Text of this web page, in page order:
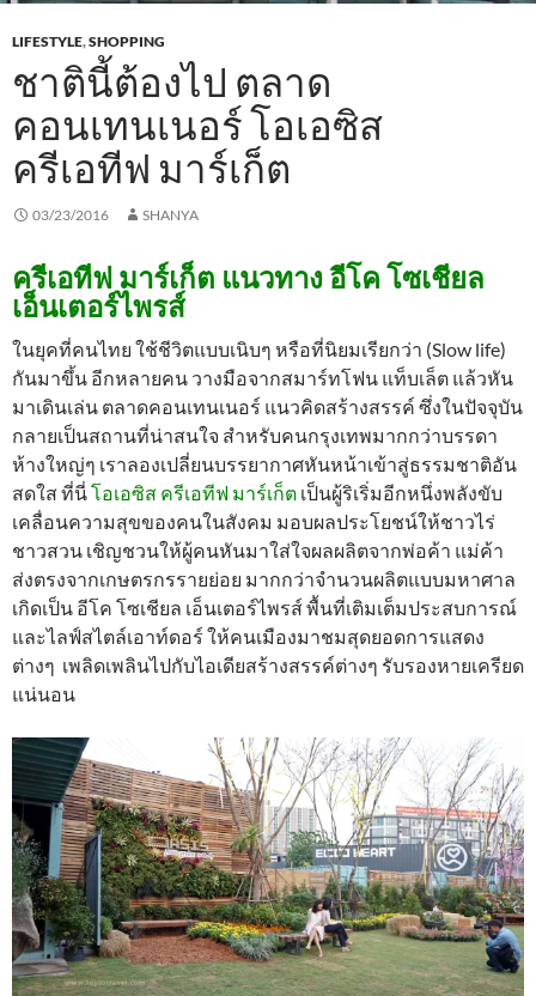
LIFESTYLE,SHOPPING
ชาตินี้ต้องไป ตลาด
คอนเทนเนอร์ โอเอซิส
ครีเอทีฟ มาร์เก็ต
03/23/2016 SHANYA
ครีเอทีฟ มาร์เก็ต แนวทาง อีโค โซเชียล
เอ็นเตอร์ไพรส์
ในยุคที่คนไทย ใช้ชีวิตแบบเนิบๆ หรือที่นิยมเรียกว่า (Slow life)
กันมาขึ้น อีกหลายคน วางมือจากสมาร์ทโฟน แท็บเล็ต แล้วหัน
มาเดินเล่น ตลาดคอนเทนเนอร์ แนวคิดสร้างสรรค์ ซึ่งในปัจจุบัน
กลายเป็นสถานที่น่าสนใจ สำหรับคนกรุงเทพมากกว่าบรรดา
ห้างใหญ่ๆ เราลองเปลี่ยนบรรยากาศหันหน้าเข้าสู่ธรรมชาติอัน
สดใส ที่นี่โอเอซิส ครีเอทีฟ มาร์เก็ต เป็นผู้ริเริ่มอีกหนึ่งพลังขับ
เคลื่อนความสุขของคนในสังคม มอบผลประโยชน์ให้ชาวไร่
ชาวสวน เชิญชวนให้ผู้คนหันมาใส่ใจผลผลิตจากพ่อค้า แม่ค้า
ส่งตรงจากเกษตรกรรายย่อย มากกว่าจำนวนผลิตแบบมหาศาล
เกิดเป็น อีโค โซเชียล เอ็นเตอร์ไพรส์ พื้นที่เติมเต็มประสบการณ์
และไลฟ์สไตล์เอาท์ดอร์ ให้คนเมืองมาชมสุดยอดการแสดง
ต่างๆ เพลิดเพลินไปกับไอเดียสร้างสรรค์ต่างๆ รับรองหายเครียด
แน่นอน